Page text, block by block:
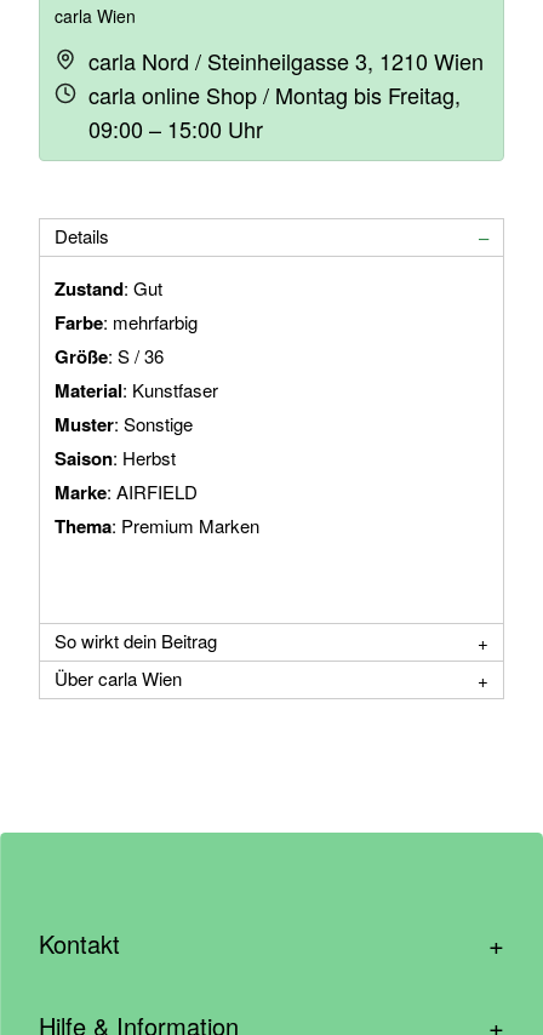
carla Wien
carla Nord / Steinheilgasse 3, 1210 Wien
carla online Shop / Montag bis Freitag,
09:00 – 15:00 Uhr
Details
Zustand: Gut
Farbe: mehrfarbig
Größe: S / 36
Material: Kunstfaser
Muster: Sonstige
Saison: Herbst
Marke: AIRFIELD
Thema: Premium Marken
So wirkt dein Beitrag
Über carla Wien
Kontakt +
Hilfe & Information +